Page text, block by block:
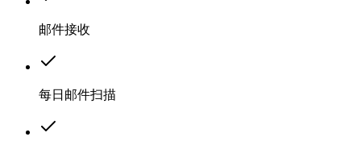
邮件接收
每日邮件扫描